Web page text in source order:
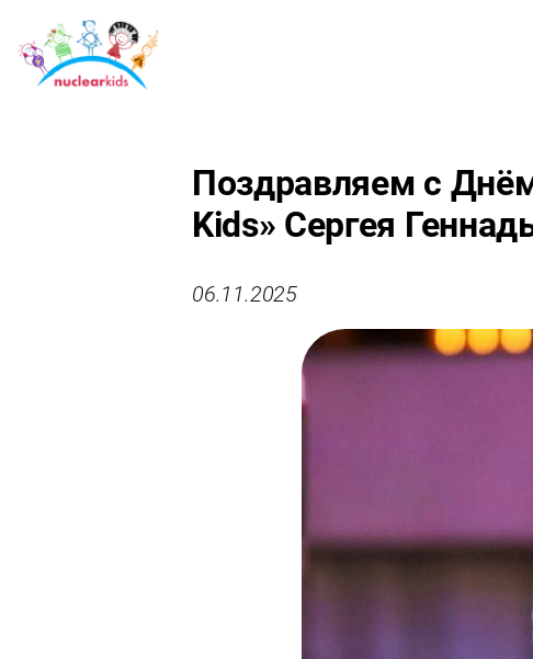
Поздравляем с
Kids» Сергея
06.11.2025